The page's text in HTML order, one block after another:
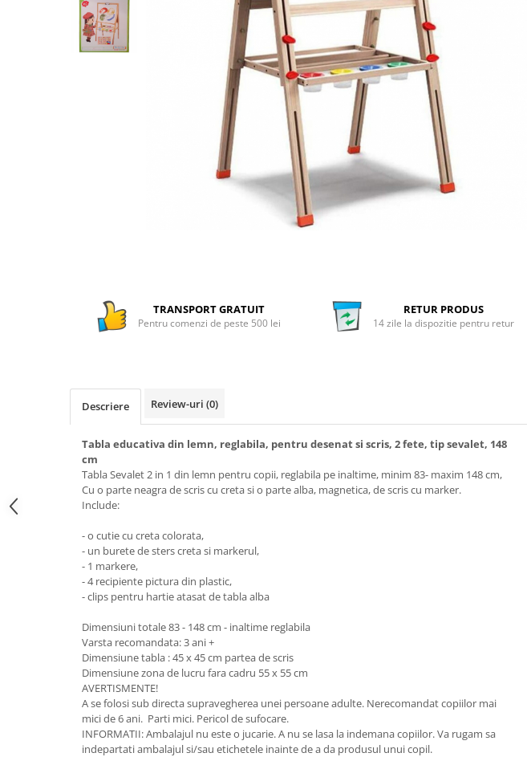
Tablite educative
TRANSPORT GRATUIT
Pentru comenzi de peste 500 lei
RETUR PRODUS
14 zile la dispozitie pentru retur
Descriere Review-uri (0)
Tabla educativa din lemn, reglabila, pentru desenat si scris, 2 fete, tip sevalet, 148
cm
Tabla Sevalet 2 in 1 din lemn pentru copii, reglabila pe inaltime, minim 83- maxim 148 cm,
Cu o parte neagra de scris cu creta si o parte alba, magnetica, de scris cu marker.
Include:
- o cutie cu creta colorata,
- un burete de sters creta si markerul,
- 1 markere,
- 4 recipiente pictura din plastic,
- clips pentru hartie atasat de tabla alba
Dimensiuni totale 83 - 148 cm - inaltime reglabila
Varsta recomandata: 3 ani +
Dimensiune tabla : 45 x 45 cm partea de scris
Dimensiune zona de lucru fara cadru 55 x 55 cm
AVERTISMENTE!
A se folosi sub directa supravegherea unei persoane adulte. Nerecomandat copiilor mai
mici de 6 ani. Parti mici. Pericol de sufocare.
INFORMATII: Ambalajul nu este o jucarie. A nu se lasa la indemana copiilor. Va rugam sa
indepartati ambalajul si/sau etichetele inainte de a da produsul unui copil.